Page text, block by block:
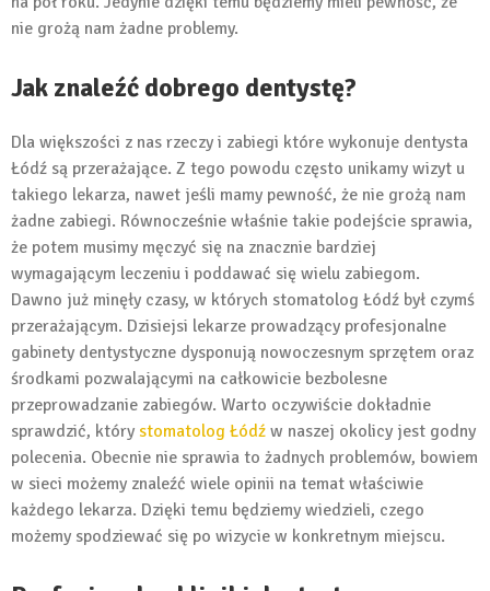
nie grożą nam żadne problemy.
Jak znaleźć dobrego dentystę?
Dla większości z nas rzeczy i zabiegi które wykonuje dentysta
Łódź są przerażające. Z tego powodu często unikamy wizyt u
takiego lekarza, nawet jeśli mamy pewność, że nie grożą nam
żadne zabiegi. Równocześnie właśnie takie podejście sprawia,
że potem musimy męczyć się na znacznie bardziej
wymagającym leczeniu i poddawać się wielu zabiegom.
Dawno już minęły czasy, w których stomatolog Łódź był czymś
przerażającym. Dzisiejsi lekarze prowadzący profesjonalne
gabinety dentystyczne dysponują nowoczesnym sprzętem oraz
środkami pozwalającymi na całkowicie bezbolesne
przeprowadzanie zabiegów. Warto oczywiście dokładnie
sprawdzić, który stomatolog Łódź w naszej okolicy jest godny
polecenia. Obecnie nie sprawia to żadnych problemów, bowiem
w sieci możemy znaleźć wiele opinii na temat właściwie
każdego lekarza. Dzięki temu będziemy wiedzieli, czego
możemy spodziewać się po wizycie w konkretnym miejscu.